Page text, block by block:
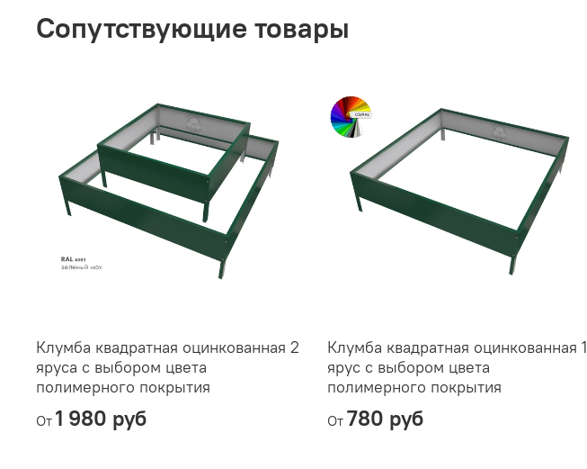
Сопутствующие товары
Клумба квадратная оцинкованная 2
яруса с выбором цвета
полимерного покрытия
От 1 980 руб
Клумба квадратная оцинкованная 1
ярус с выбором цвета
полимерного покрытия
От 780 руб